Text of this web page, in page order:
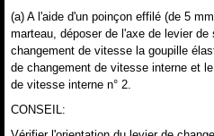
(a) A l'aide d'un poinçon effilé (de 5
marteau, déposer de l'axe de levier de
changement de vitesse la goupille
de changement de vitesse interne et
de vitesse interne n° 2.
CONSEIL: